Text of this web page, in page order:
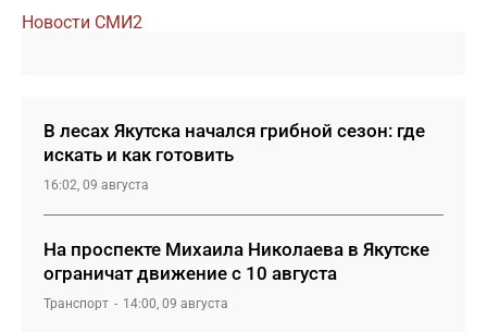
Новости СМИ2
В лесах Якутска начался грибной сезон: где
искать и как готовить
16:02, 09 августа
На проспекте Михаила Николаева в Якутске
ограничат движение с 10 августа
Транспорт 14:00, 09 августа